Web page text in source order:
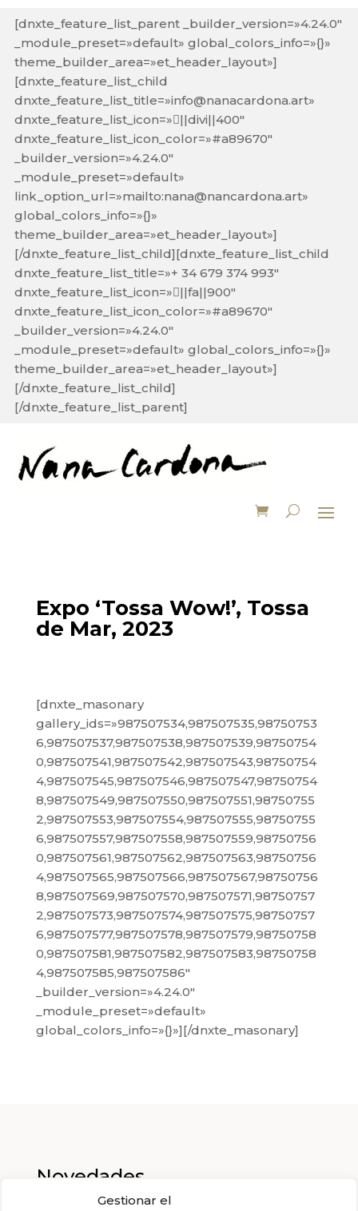
Gestionar el
[dnxte_feature_list_parent _builder_version=»4.24.0″
_module_preset=»default» global_colors_info=»{}»
theme_builder_area=»et_header_layout»]
[dnxte_feature_list_child
dnxte_feature_list_title=»info@nanacardona.art»
dnxte_feature_list_icon=»||divi||400″
dnxte_feature_list_icon_color=»#a89670″
_builder_version=»4.24.0″
_module_preset=»default»
link_option_url=»mailto:nana@nancardona.art»
global_colors_info=»{}»
theme_builder_area=»et_header_layout»]
[/dnxte_feature_list_child][dnxte_feature_list_child
dnxte_feature_list_title=»+ 34 679 374 993″
dnxte_feature_list_icon=»||fa||900″
dnxte_feature_list_icon_color=»#a89670″
_builder_version=»4.24.0″
_module_preset=»default» global_colors_info=»{}»
theme_builder_area=»et_header_layout»]
[/dnxte_feature_list_child]
[/dnxte_feature_list_parent]
Expo ‘Tossa Wow!’, Tossa
de Mar, 2023
[dnxte_masonary
gallery_ids=»987507534,987507535,98750753
6,987507537,987507538,987507539,98750754
0,987507541,987507542,987507543,98750754
4,987507545,987507546,987507547,98750754
8,987507549,987507550,987507551,98750755
2,987507553,987507554,987507555,98750755
6,987507557,987507558,987507559,98750756
0,987507561,987507562,987507563,98750756
4,987507565,987507566,987507567,98750756
8,987507569,987507570,987507571,98750757
2,987507573,987507574,987507575,98750757
6,987507577,987507578,987507579,98750758
0,987507581,987507582,987507583,98750758
4,987507585,987507586″
_builder_version=»4.24.0″
_module_preset=»default»
global_colors_info=»{}»][/dnxte_masonary]
Novedades